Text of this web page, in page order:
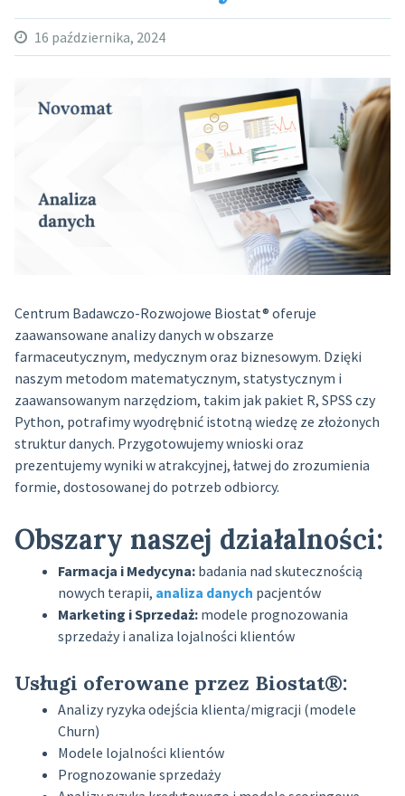
16 października, 2024
Centrum Badawczo-Rozwojowe Biostat® oferuje
zaawansowane analizy danych w obszarze
farmaceutycznym, medycznym oraz biznesowym. Dzięki
naszym metodom matematycznym, statystycznym i
zaawansowanym narzędziom, takim jak pakiet R, SPSS czy
Python, potrafimy wyodrębnić istotną wiedzę ze złożonych
struktur danych. Przygotowujemy wnioski oraz
prezentujemy wyniki w atrakcyjnej, łatwej do zrozumienia
formie, dostosowanej do potrzeb odbiorcy.
Obszary naszej działalności:
Farmacja i Medycyna:badania nad skutecznością
nowych terapii, analiza danych pacjentów
Marketing i Sprzedaż:modele prognozowania
sprzedaży i analiza lojalności klientów
Usługi oferowane przez Biostat®:
Analizy ryzyka odejścia klienta/migracji (modele
Churn)
Modele lojalności klientów
Prognozowanie sprzedaży